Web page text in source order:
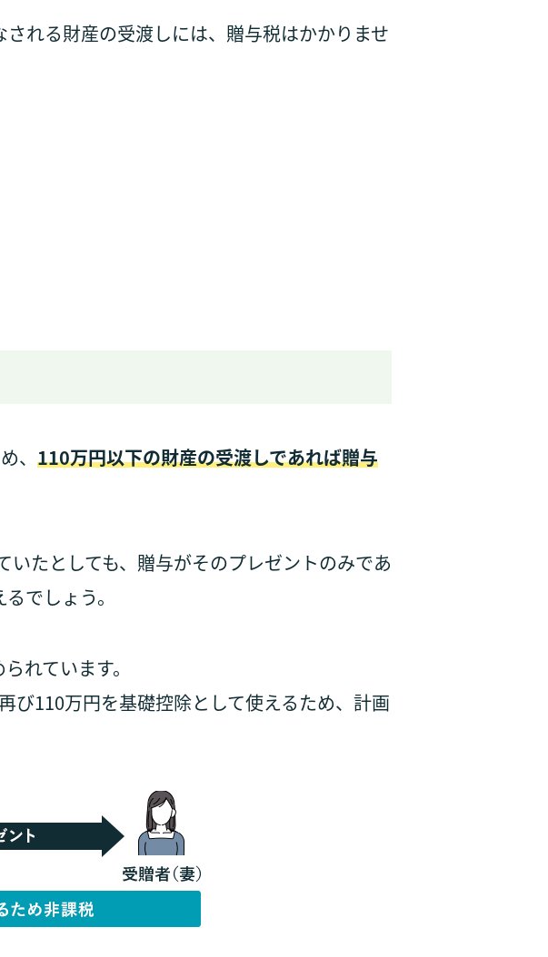
れる財産の受渡しには、贈与税はかかりませ
、 110万円以下の財産の受渡しであれば贈与
たとしても、贈与がそのプレゼントのみであ
でしょう。
れています。
び110万円を基礎控除として使えるため、計画